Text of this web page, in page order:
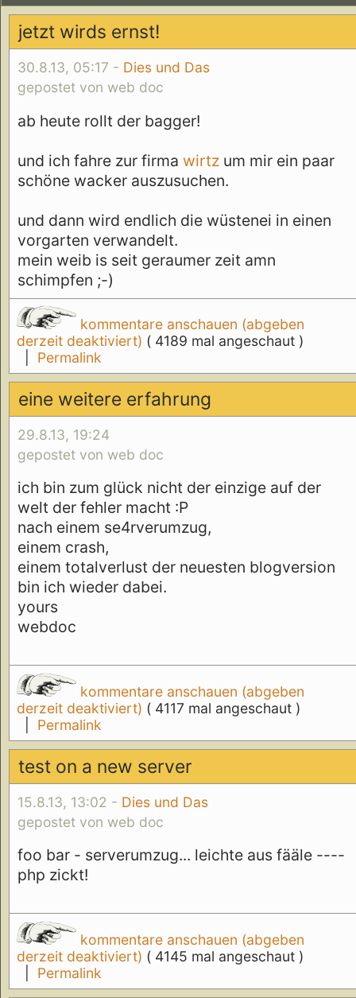
jetzt wirds ernst!
30.8.13, 05:17 - Dies und Das
gepostet von web doc
ab heute rollt der bagger!
und ich fahre zur firma wirtz um mir ein paar
schöne wacker auszusuchen.
und dann wird endlich die wüstenei in einen
vorgarten verwandelt.
mein weib is seit geraumer zeit amn
schimpfen ;-)
kommentare anschauen (abgeben
derzeit deaktiviert) ( 4189 mal angeschaut )
Permalink
eine weitere erfahrung
29.8.13, 19:24
gepostet von web doc
ich bin zum glück nicht der einzige auf der
welt der fehler macht :P
nach einem se4rverumzug,
einem crash,
einem totalverlust der neuesten blogversion
bin ich wieder dabei.
yours
webdoc
kommentare anschauen (abgeben
derzeit deaktiviert) ( 4117 mal angeschaut )
Permalink
test on a new server
15.8.13, 13:02 - Dies und Das
gepostet von web doc
foo bar - serverumzug... leichte aus fääle ----
php zickt!
kommentare anschauen (abgeben
derzeit deaktiviert) ( 4145 mal angeschaut )
Permalink